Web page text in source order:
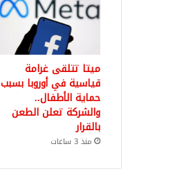
ميتا تتلقى غرامة
قياسية في أوروبا بسبب
حماية الأطفال..
والشركة تعلن الطعن
بالقرار
منذ 3 ساعات